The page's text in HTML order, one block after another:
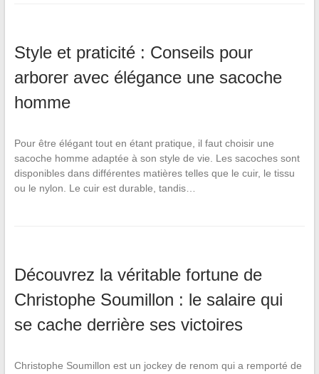
Style et praticité : Conseils pour
arborer avec élégance une sacoche
homme
Pour être élégant tout en étant pratique, il faut choisir une
sacoche homme adaptée à son style de vie. Les sacoches sont
disponibles dans différentes matières telles que le cuir, le tissu
ou le nylon. Le cuir est durable, tandis…
Découvrez la véritable fortune de
Christophe Soumillon : le salaire qui
se cache derrière ses victoires
Christophe Soumillon est un jockey de renom qui a remporté de